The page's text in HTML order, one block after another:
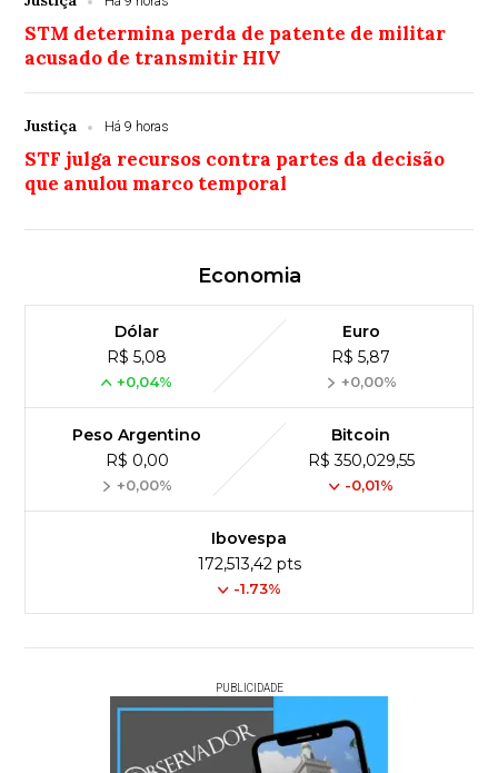
STM determina perda de patente de militar
acusado de transmitir HIV
Justiça Há 9 horas
STF julga recursos contra partes da decisão
que anulou marco temporal
Economia
Dólar
R$ 5,08
+0,04%
Euro
R$ 5,87
+0,00%
Peso Argentino
R$ 0,00
+0,00%
Bitcoin
R$ 350,029,55
-0,01%
Ibovespa
172,513,42 pts
-1.73%
PUBLICIDADE